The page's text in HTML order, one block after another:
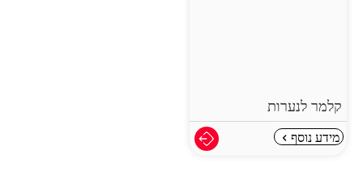
קלמר לנערות
מידע נוסף